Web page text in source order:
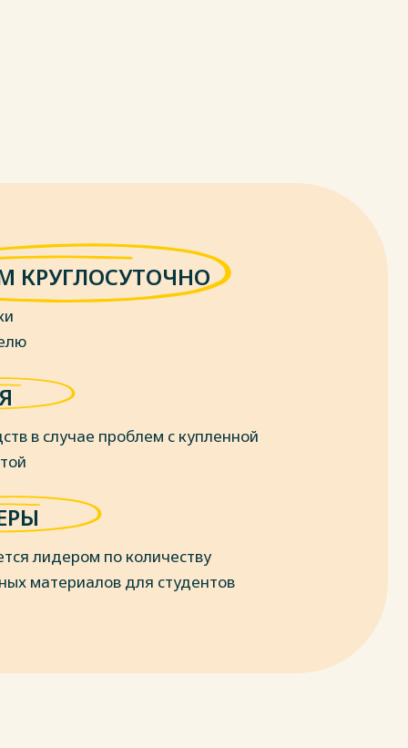
КРУГЛОСУТОЧНО
в случае проблем с купленной
лидером по количеству
материалов для студентов